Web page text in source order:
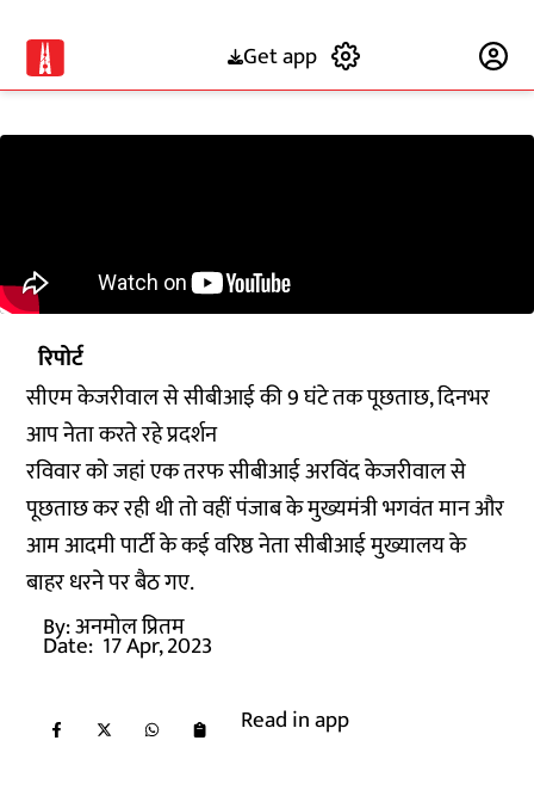
Get app
रिपोर्ट
सीएम केजरीवाल से सीबीआई की 9 घंटे तक पूछताछ, दिनभर
आप नेता करते रहे प्रदर्शन
रविवार को जहां एक तरफ सीबीआई अरविंद केजरीवाल से
पूछताछ कर रही थी तो वहीं पंजाब के मुख्यमंत्री भगवंत मान और
आम आदमी पार्टी के कई वरिष्ठ नेता सीबीआई मुख्यालय के
बाहर धरने पर बैठ गए.
By:अनमोल प्रितम
Date: 17 Apr, 2023
Read in app